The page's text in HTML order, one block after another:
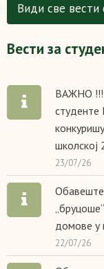
Види све вести
Вести за
ВАЖНО !!!
студенте
школској
23/07/26
домове у
22/07/26